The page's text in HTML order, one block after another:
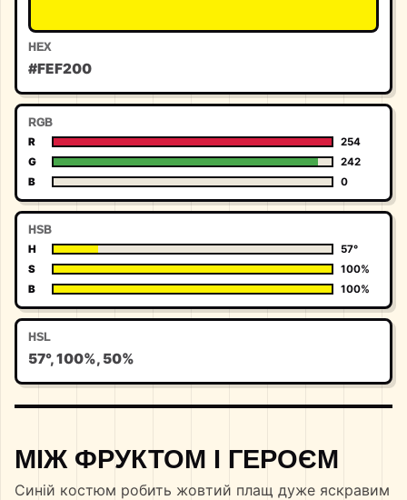
HEX
#FEF200
RGB
R
254
G
242
B
0
HSB
H
57°
S
100%
B
100%
HSL
57°, 100%, 50%
МІЖ ФРУКТОМ І ГЕРОЄМ
Синій костюм робить жовтий плащ дуже яскравим